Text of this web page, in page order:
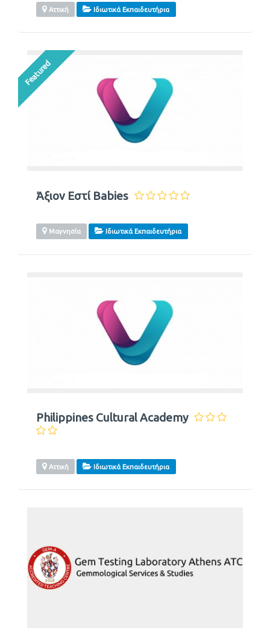
Αττική Ιδιωτικά Εκπαιδευτήρια
Featured
Άξιον Εστί Babies
Μαγνησία Ιδιωτικά Εκπαιδευτήρια
Philippines Cultural Academy
Αττική Ιδιωτικά Εκπαιδευτήρια